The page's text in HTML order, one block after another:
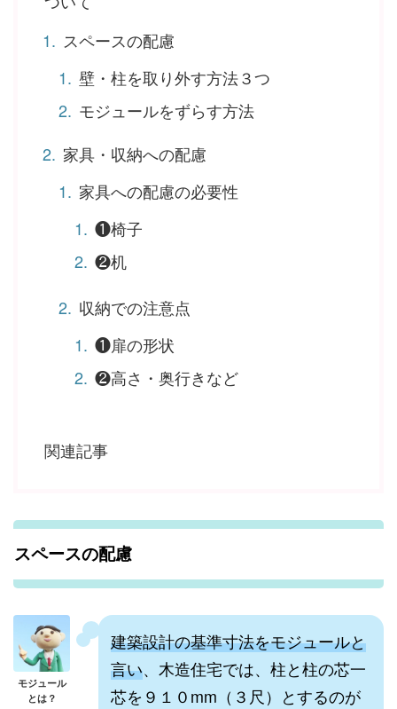
スペースの配慮
壁・柱を取り外す方法３つ
モジュールをずらす方法
家具・収納への配慮
家具への配慮の必要性
❶椅子
❷机
収納での注意点
❶扉の形状
❷高さ・奥行きなど
関連記事
スペースの配慮
モジュール
とは？
建築設計の基準寸法をモジュールと
言い、木造住宅では、柱と柱の芯一
芯を９１０mm（３尺）とするのが